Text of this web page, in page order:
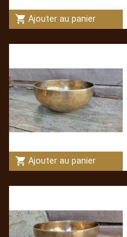
shopping_cart Ajouter au panier
shopping_cart Ajouter au panier